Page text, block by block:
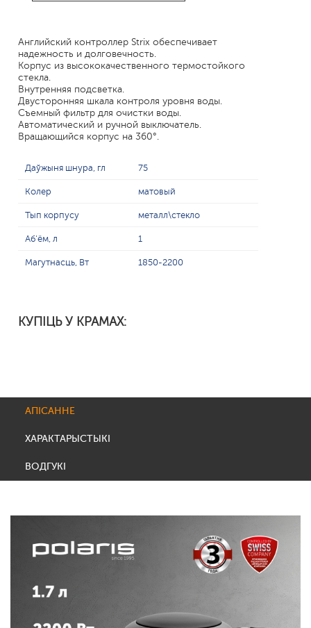
Английский контроллер Strix обеспечивает
надежность и долговечность.
Корпус из высококачественного термостойкого
стекла.
Внутренняя подсветка.
Двусторонняя шкала контроля уровня воды.
Съемный фильтр для очистки воды.
Автоматический и ручной выключатель.
Вращающийся корпус на 360°.
Даўжыня шнура, гл 75
Колер матовый
Тып корпусу металл\стекло
Аб'ём, л 1
Магутнасць, Вт 1850-2200
КУПІЦЬ У КРАМАХ:
АПІСАННЕ
ХАРАКТАРЫСТЫКІ
ВОДГУКІ